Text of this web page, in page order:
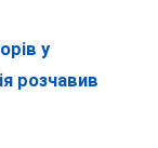
у
розчавив